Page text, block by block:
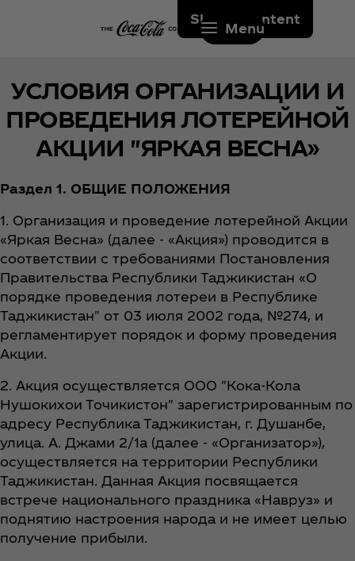
Skip to content
Menu
УСЛОВИЯ ОРГАНИЗАЦИИ И
ПРОВЕДЕНИЯ ЛОТЕРЕЙНОЙ
АКЦИИ "ЯРКАЯ ВЕСНА»
Раздел 1. ОБЩИЕ ПОЛОЖЕНИЯ
1. Организация и проведение лотерейной Акции
«Яркая Весна» (далее - «Акция») проводится в
соответствии с требованиями Постановления
Правительства Республики Таджикистан «О
порядке проведения лотереи в Республике
Таджикистан" от 03 июля 2002 года, №274, и
регламентирует порядок и форму проведения
Акции.
2. Акция осуществляется ООО "Кока-Кола
Нушокихои Точикистон" зарегистрированным по
адресу Республика Таджикистан, г. Душанбе,
улица. А. Джами 2/1а (далее - «Организатор»),
осуществляется на территории Республики
Таджикистан. Данная Акция посвящается
встрече национального праздника «Навруз» и
поднятию настроения народа и не имеет целью
получение прибыли.